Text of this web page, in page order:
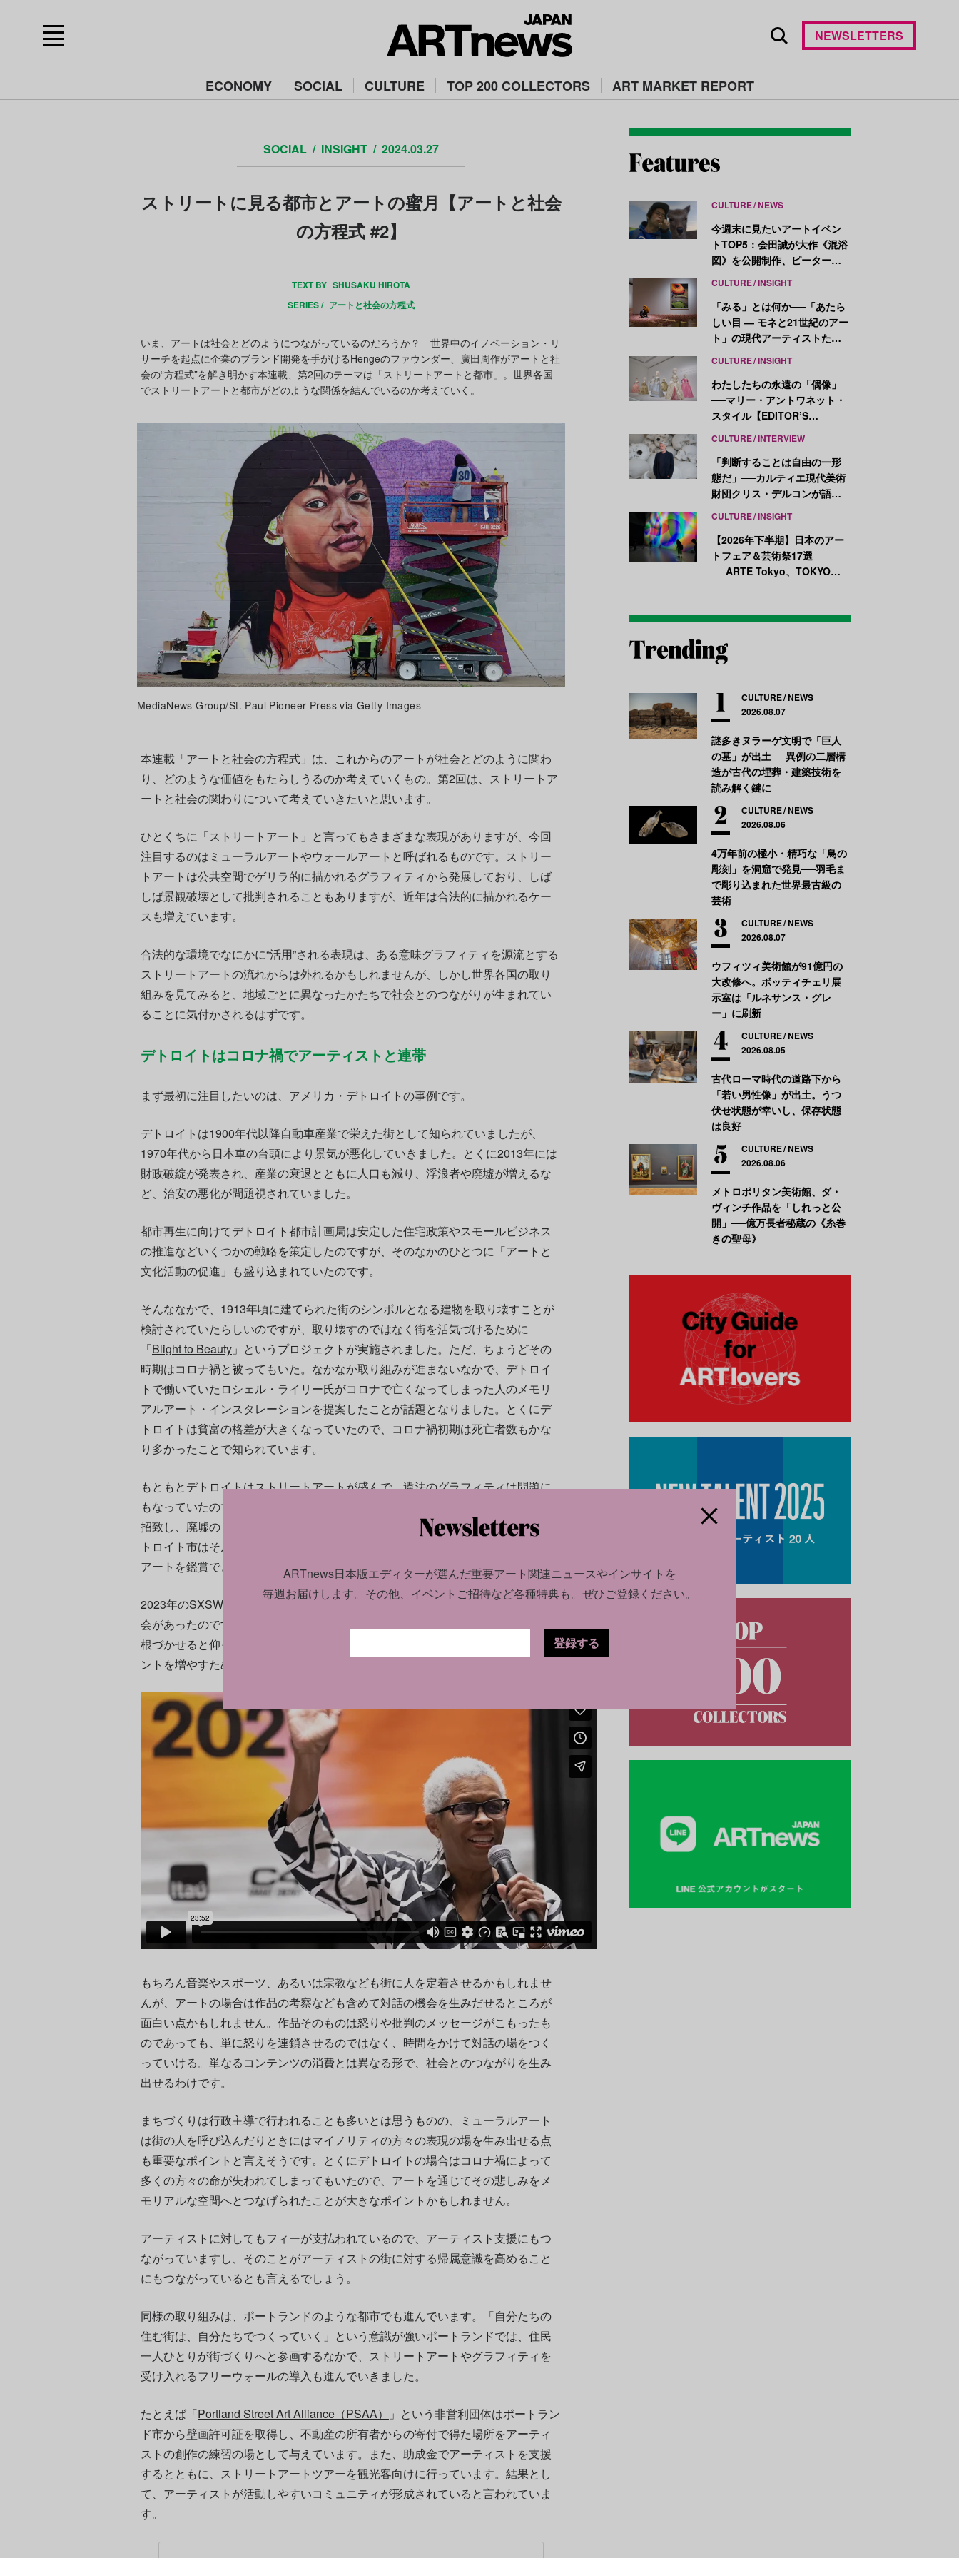
ECONOMY SOCIAL CULTURE TOP 200 COLLECTORS ART MARKET REPORT
NEWSLETTERS
SOCIAL INSIGHT 2024.03.27
ストリートに見る都市とアートの蜜月【アートと社会
の方程式 #2】
TEXT BY SHUSAKU HIROTA
SERIES / アートと社会の方程式
いま、アートは社会とどのようにつながっているのだろうか？ 世界中のイノベーション・リ
サーチを起点に企業のブランド開発を手がけるHengeのファウンダー、廣田周作がアートと社
会の“方程式”を解き明かす本連載、第2回のテーマは「ストリートアートと都市」。世界各国
でストリートアートと都市がどのような関係を結んでいるのか考えていく。
MediaNews Group/St. Paul Pioneer Press via Getty Images
本連載「アートと社会の方程式」は、これからのアートが社会とどのように関わ
り、どのような価値をもたらしうるのか考えていくもの。第2回は、ストリートア
ートと社会の関わりについて考えていきたいと思います。
ひとくちに「ストリートアート」と言ってもさまざまな表現がありますが、今回
注目するのはミューラルアートやウォールアートと呼ばれるものです。ストリー
トアートは公共空間でゲリラ的に描かれるグラフィティから発展しており、しば
しば景観破壊として批判されることもありますが、近年は合法的に描かれるケー
スも増えています。
合法的な環境でなにかに“活用”される表現は、ある意味グラフィティを源流とする
ストリートアートの流れからは外れるかもしれませんが、しかし世界各国の取り
組みを見てみると、地域ごとに異なったかたちで社会とのつながりが生まれてい
ることに気付かされるはずです。
デトロイトはコロナ禍でアーティストと連帯
まず最初に注目したいのは、アメリカ・デトロイトの事例です。
デトロイトは1900年代以降自動車産業で栄えた街として知られていましたが、
1970年代から日本車の台頭により景気が悪化していきました。とくに2013年には
財政破綻が発表され、産業の衰退とともに人口も減り、浮浪者や廃墟が増えるな
ど、治安の悪化が問題視されていました。
都市再生に向けてデトロイト都市計画局は安定した住宅政策やスモールビジネス
の推進などいくつかの戦略を策定したのですが、そのなかのひとつに「アートと
文化活動の促進」も盛り込まれていたのです。
そんななかで、1913年頃に建てられた街のシンボルとなる建物を取り壊すことが
検討されていたらしいのですが、取り壊すのではなく街を活気づけるために
「Blight to Beauty 」というプロジェクトが実施されました。ただ、ちょうどその
時期はコロナ禍と被ってもいた。なかなか取り組みが進まないなかで、デトロイ
トで働いていたロシェル・ライリー氏がコロナで亡くなってしまった人のメモリ
アルアート・インスタレーションを提案したことが話題となりました。とくにデ
トロイトは貧富の格差が大きくなっていたので、コロナ禍初期は死亡者数もかな
り多かったことで知られています。
もともとデトロイトはストリートアートが盛んで、違法のグラフィティは問題に
もなっていたのですが、Detroit Mural Projectとして街に住む若いアーティストを
招致し、廃墟のビルをキャンバスとして開放することになったんです。さらにデ
トロイト市はそんな廃墟をマップとして公開することで、誰もが気軽にウォール
アートを鑑賞できるような機会をつくったんですね。
2023年のSXSW（South by Southwest）でロシェル・ライリー氏の講演を聴く機
会があったのですが、ビジネスは街に人を呼び込むのに対し、アートは街に人を
根づかせると仰っていたのが印象的でした。デトロイトは人と街のエンゲージメ
ントを増やすために、ウォールアートが活用されたわけです。
もちろん音楽やスポーツ、あるいは宗教なども街に人を定着させるかもしれませ
んが、アートの場合は作品の考察なども含めて対話の機会を生みだせるところが
面白い点かもしれません。作品そのものは怒りや批判のメッセージがこもったも
のであっても、単に怒りを連鎖させるのではなく、時間をかけて対話の場をつく
っていける。単なるコンテンツの消費とは異なる形で、社会とのつながりを生み
出せるわけです。
まちづくりは行政主導で行われることも多いとは思うものの、ミューラルアート
は街の人を呼び込んだりときにはマイノリティの方々の表現の場を生み出せる点
も重要なポイントと言えそうです。とくにデトロイトの場合はコロナ禍によって
多くの方々の命が失われてしまってもいたので、アートを通じてその悲しみをメ
モリアルな空間へとつなげられたことが大きなポイントかもしれません。
アーティストに対してもフィーが支払われているので、アーティスト支援にもつ
ながっていますし、そのことがアーティストの街に対する帰属意識を高めること
にもつながっているとも言えるでしょう。
同様の取り組みは、ポートランドのような都市でも進んでいます。「自分たちの
住む街は、自分たちでつくっていく」という意識が強いポートランドでは、住民
一人ひとりが街づくりへと参画するなかで、ストリートアートやグラフィティを
受け入れるフリーウォールの導入も進んでいきました。
たとえば「Portland Street Art Alliance（PSAA）
」という非営利団体はポートラン
ド市から壁画許可証を取得し、不動産の所有者からの寄付で得た場所をアーティ
ストの創作の練習の場として与えています。また、助成金でアーティストを支援
するとともに、ストリートアートツアーを観光客向けに行っています。結果とし
て、アーティストが活動しやすいコミュニティが形成されていると言われていま
す。
CULTURE NEWS
今週末に見たいアートイベン
トTOP5：会田誠が大作《混浴
図》を公開制作、ピーター・
CULTURE INSIGHT
「みる」とは何か──「あたら
しい目 ― モネと21世紀のアー
ト」の現代アーティストたち
CULTURE INSIGHT
わたしたちの永遠の「偶像」
──マリー・アントワネット・
スタイル【EDITOR’S
CULTURE INTERVIEW
「判断することは自由の一形
態だ」──カルティエ現代美術
財団クリス・デルコンが語
CULTURE INSIGHT
【2026年下半期】日本のアー
トフェア＆芸術祭17選
──ARTE Tokyo、TOKYO
CULTURE NEWS
2026.08.07
謎多きヌラーゲ文明で「巨人
の墓」が出土──異例の二層構
造が古代の埋葬・建築技術を
読み解く鍵に
CULTURE NEWS
2026.08.06
4万年前の極小・精巧な「鳥の
彫刻」を洞窟で発見──羽毛ま
で彫り込まれた世界最古級の
芸術
CULTURE NEWS
2026.08.07
ウフィツィ美術館が91億円の
大改修へ。ボッティチェリ展
示室は「ルネサンス・グレ
ー」に刷新
CULTURE NEWS
2026.08.05
古代ローマ時代の道路下から
「若い男性像」が出土。うつ
伏せ状態が幸いし、保存状態
は良好
CULTURE NEWS
2026.08.06
メトロポリタン美術館、ダ・
ヴィンチ作品を「しれっと公
開」──億万長者秘蔵の《糸巻
きの聖母》
ARTnews日本版エディターが選んだ重要アート関連ニュースやインサイトを
毎週お届けします。 その他、イベントご招待など各種特典も。ぜひご登録ください。
登録する